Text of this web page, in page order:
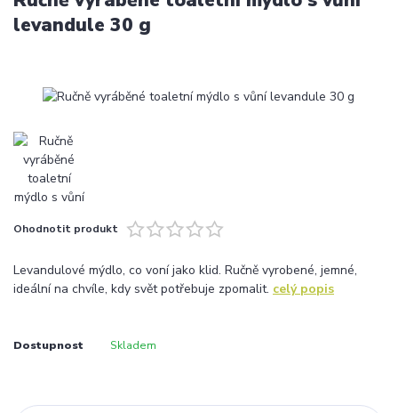
levandule 30 g
Ohodnotit produkt
Levandulové mýdlo, co voní jako klid. Ručně vyrobené, jemné,
ideální na chvíle, kdy svět potřebuje zpomalit. celý popis
Dostupnost Skladem